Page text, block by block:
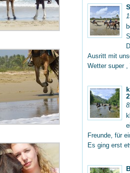
Ausritt mit
Wetter super ,
Freunde, für
Es ging erst